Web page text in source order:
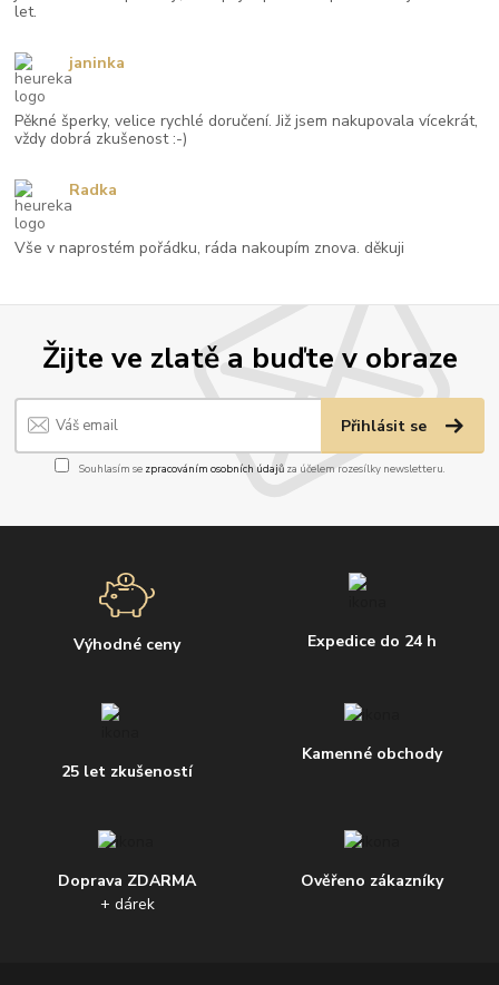
Žijte ve zlatě a buďte v obraze
Přihlásit se
Souhlasím se zpracováním osobních údajůza účelem rozesílky newsletteru.
Výhodné ceny Expedice do 24 h
25 let zkušeností
Kamenné obchody
Doprava ZDARMA
+ dárek
Ověřeno zákazníky
let.
Pěkné šperky, velice rychlé doručení. Již jsem nakupovala vícekrát,
vždy dobrá zkušenost :-)
janinka
Vše v naprostém pořádku, ráda nakoupím znova. děkuji
Radka